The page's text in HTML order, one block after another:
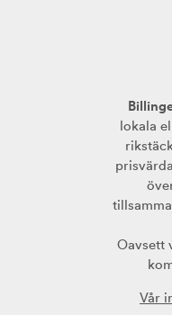
lokala
Oavsett
Vår